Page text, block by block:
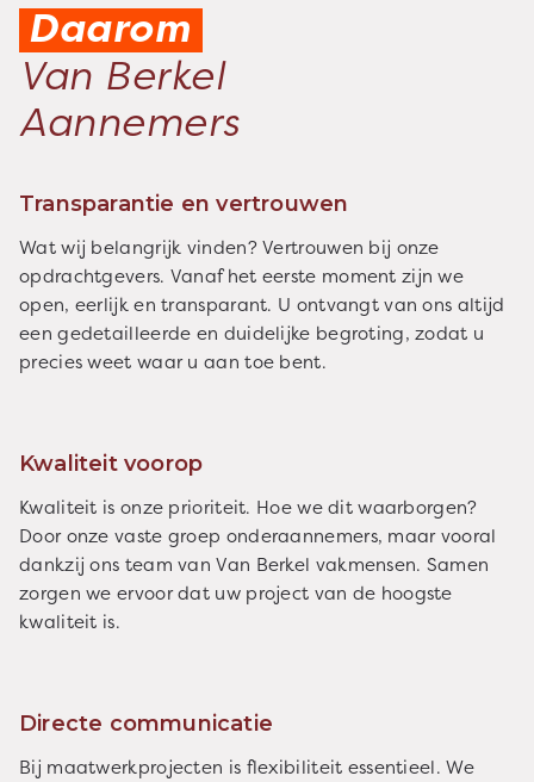
Daarom
Van Berkel
Aannemers
Transparantie en vertrouwen
Wat wij belangrijk vinden? Vertrouwen bij onze
opdrachtgevers. Vanaf het eerste moment zijn we
open, eerlijk en transparant. U ontvangt van ons altijd
een gedetailleerde en duidelijke begroting, zodat u
precies weet waar u aan toe bent.
Kwaliteit voorop
Kwaliteit is onze prioriteit. Hoe we dit waarborgen?
Door onze vaste groep onderaannemers, maar vooral
dankzij ons team van Van Berkel vakmensen. Samen
zorgen we ervoor dat uw project van de hoogste
kwaliteit is.
Directe communicatie
Bij maatwerkprojecten is flexibiliteit essentieel. We